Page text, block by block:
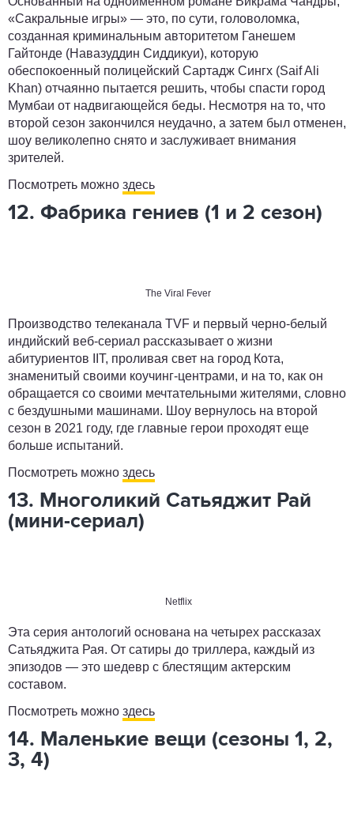
«Сакральные игры» — это, по сути, головоломка,
созданная криминальным авторитетом Ганешем
Гайтонде (Навазуддин Сиддикуи), которую
обеспокоенный полицейский Сартадж Сингх (Saif Ali
Khan) отчаянно пытается решить, чтобы спасти город
Мумбаи от надвигающейся беды. Несмотря на то, что
второй сезон закончился неудачно, а затем был отменен,
шоу великолепно снято и заслуживает внимания
зрителей.
Посмотреть можно здесь
12. Фабрика гениев (1 и 2 сезон)
The Viral Fever
Производство телеканала TVF и первый черно-белый
индийский веб-сериал рассказывает о жизни
абитуриентов IIT, проливая свет на город Кота,
знаменитый своими коучинг-центрами, и на то, как он
обращается со своими мечтательными жителями, словно
с бездушными машинами. Шоу вернулось на второй
сезон в 2021 году, где главные герои проходят еще
больше испытаний.
Посмотреть можно здесь
13. Многоликий Сатьяджит Рай
(мини-сериал)
Netflix
Эта серия антологий основана на четырех рассказах
Сатьяджита Рая. От сатиры до триллера, каждый из
эпизодов — это шедевр с блестящим актерским
составом.
Посмотреть можно здесь
14. Маленькие вещи (сезоны 1, 2,
3, 4)